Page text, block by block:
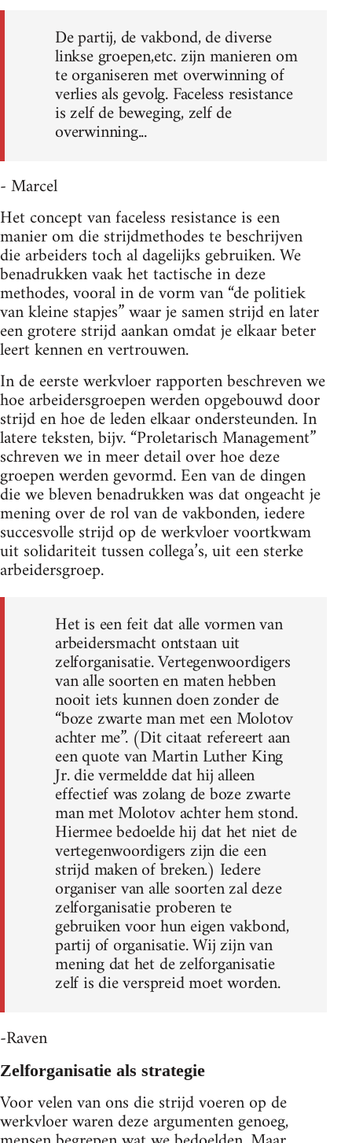
De partij, de vakbond, de diverse
linkse groepen,etc. zijn manieren om
te organiseren met overwinning of
verlies als gevolg. Faceless resistance
is zelf de beweging, zelf de
overwinning...
- Marcel
Het concept van faceless resistance is een
manier om die strijdmethodes te beschrijven
die arbeiders toch al dagelijks gebruiken. We
benadrukken vaak het tactische in deze
methodes, vooral in de vorm van “de politiek
van kleine stapjes” waar je samen strijd en later
een grotere strijd aankan omdat je elkaar beter
leert kennen en vertrouwen.
In de eerste werkvloer rapporten beschreven we
hoe arbeidersgroepen werden opgebouwd door
strijd en hoe de leden elkaar ondersteunden. In
latere teksten, bijv. “Proletarisch Management”
schreven we in meer detail over hoe deze
groepen werden gevormd. Een van de dingen
die we bleven benadrukken was dat ongeacht je
mening over de rol van de vakbonden, iedere
succesvolle strijd op de werkvloer voortkwam
uit solidariteit tussen collega’s, uit een sterke
arbeidersgroep.
Het is een feit dat alle vormen van
arbeidersmacht ontstaan uit
zelforganisatie. Vertegenwoordigers
van alle soorten en maten hebben
nooit iets kunnen doen zonder de
“boze zwarte man met een Molotov
achter me”. (Dit citaat refereert aan
een quote van Martin Luther King
Jr. die vermeldde dat hij alleen
effectief was zolang de boze zwarte
man met Molotov achter hem stond.
Hiermee bedoelde hij dat het niet de
vertegenwoordigers zijn die een
strijd maken of breken.) Iedere
organiser van alle soorten zal deze
zelforganisatie proberen te
gebruiken voor hun eigen vakbond,
partij of organisatie. Wij zijn van
mening dat het de zelforganisatie
zelf is die verspreid moet worden.
-Raven
Zelforganisatie als strategie
Voor velen van ons die strijd voeren op de
werkvloer waren deze argumenten genoeg,